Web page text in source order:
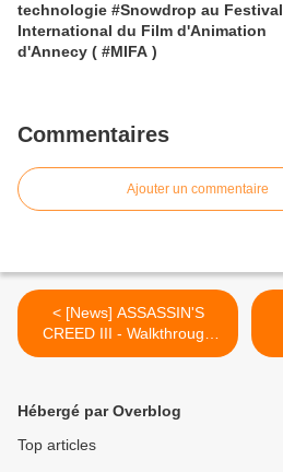
technologie #Snowdrop au Festival
International du Film d'Animation
d'Annecy ( #MIFA )
Commentaires
Ajouter un commentaire
< [News] ASSASSIN'S
CREED III - Walkthrough
commenté de la démo E3
Hébergé par Overblog
Top articles